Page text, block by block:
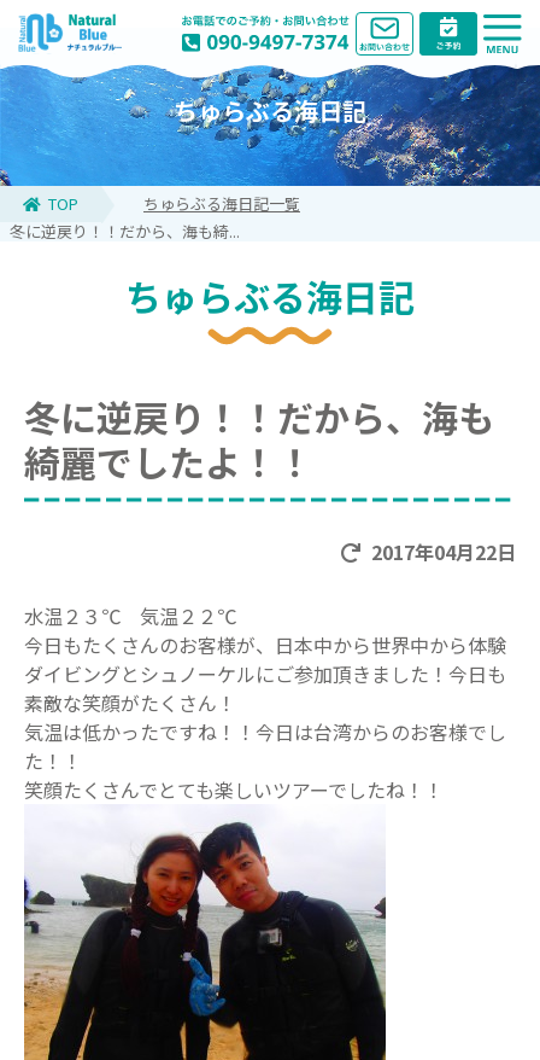
ちゅらぶる海日記
TOP
ちゅらぶる海日記一覧
冬に逆戻り！！だから、海も綺...
ちゅらぶる海日記
冬に逆戻り！！だから、海も
綺麗でしたよ！！
2017年04月22日
水温２３℃ 気温２２℃
今日もたくさんのお客様が、日本中から世界中から体験
ダイビングとシュノーケルにご参加頂きました！今日も
素敵な笑顔がたくさん！
気温は低かったですね！！今日は台湾からのお客様でし
た！！
笑顔たくさんでとても楽しいツアーでしたね！！